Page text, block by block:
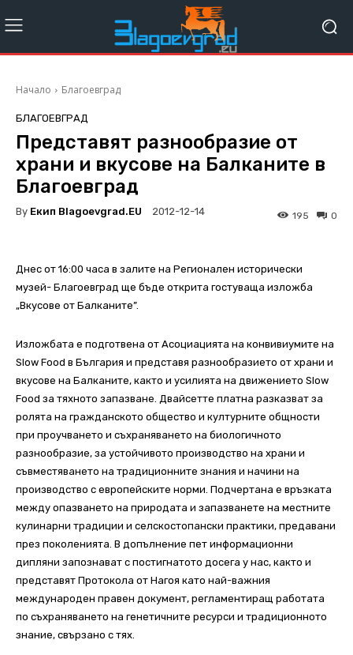
Начало Благоевград
БЛАГОЕВГРАД
Представят разнообразие от
храни и вкусове на Балканите в
Благоевград
By Екип Blagoevgrad.EU 2012-12-14 0
195
Днес от 16:00 часа в залите на Регионален исторически
музей- Благоевград ще бъде открита гостуваща изложба
„Вкусове от Балканите”.
Изложбата е подготвена от Асоциацията на конвивиумите на
Slow Food в България и представя разнообразието от храни и
вкусове на Балканите, както и усилията на движението Slow
Food за тяхното запазване. Двайсетте платна разказват за
ролята на гражданското общество и културните общности
при проучването и съхраняването на биологичното
разнообразие, за устойчивото производство на храни и
съвместяването на традиционните знания и начини на
производство с европейските норми. Подчертана е връзката
между опазването на природата и запазванете на местните
кулинарни традиции и селскостопански практики, предавани
през поколенията. В допълнение пет информационни
дипляни запознават с постигнатото досега у нас, както и
представят Протокола от Нагоя като най-важния
международен правен документ, регламентиращ работата
по съхраняването на генетичните ресурси и традиционното
знание, свързано с тях.